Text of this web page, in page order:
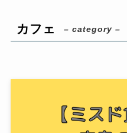
カフェ – category –